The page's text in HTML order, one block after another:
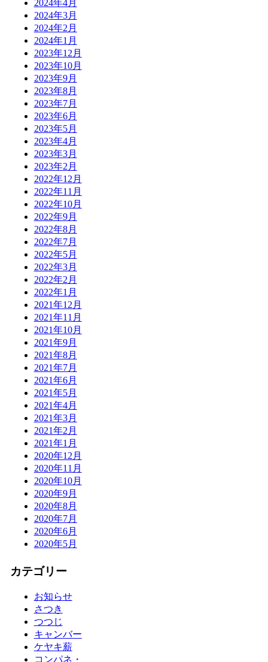
2024年4月
2024年3月
2024年2月
2024年1月
2023年12月
2023年10月
2023年9月
2023年8月
2023年7月
2023年6月
2023年5月
2023年4月
2023年3月
2023年2月
2022年12月
2022年11月
2022年10月
2022年9月
2022年8月
2022年7月
2022年5月
2022年3月
2022年2月
2022年1月
2021年12月
2021年11月
2021年10月
2021年9月
2021年8月
2021年7月
2021年6月
2021年5月
2021年4月
2021年3月
2021年2月
2021年1月
2020年12月
2020年11月
2020年10月
2020年9月
2020年8月
2020年7月
2020年6月
2020年5月
カテゴリー
お知らせ
さつき
つつじ
キャンバー
ケヤキ薪
コンパネ・